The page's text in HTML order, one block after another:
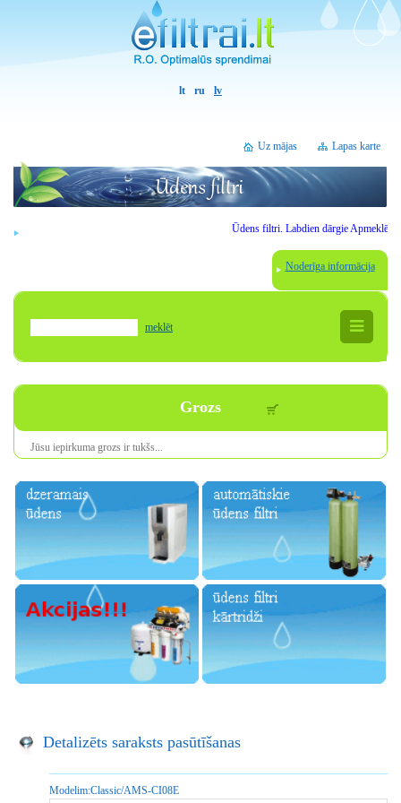
lt ru lv
Lapas karte
Uz mājas
Ūdens filtri. Labdien dārgieApmeklētāji
Noderīga informācija
meklēt
Grozs
Jūsu iepirkuma grozs ir tukšs...
Detalizēts saraksts pasūtīšanas
Modelim:Classic/AMS-CI08E